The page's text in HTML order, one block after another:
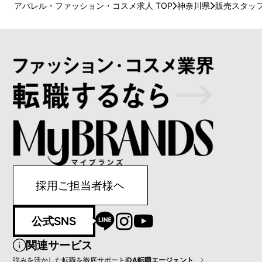
アパレル・ファッション・コスメ求人 TOP 神奈川県 販売スタッ
採用ご担当者様ヘ
公式SNS
関連サービス
強みを活かした転職を徹底サポートiDA転職エージェント